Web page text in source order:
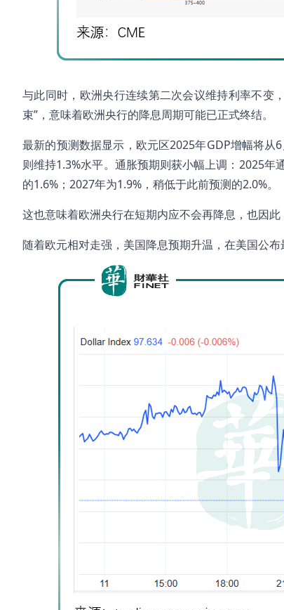
与此同时，欧洲央行连续第二次会议维持利率不变
束”，意味着欧洲央行的降息周期可能已正式终结。
最新的预测数据显示，欧元区2025年GDP增幅将从
则维持1.3%水平。通胀预期则获小幅上调：2025年
的1.6%；2027年为1.9%，稍低于此前预测的2.0%。
这也意味着欧洲央行在短期内应不会再降息，也因此
随着欧元相对走强，美国降息预期升温，在美国公